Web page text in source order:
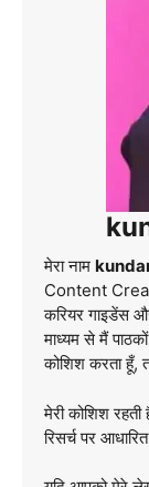
मेरा नाम
Content
करियर गाइडेंस
माध्यम से मैं
कोशिश करता हूँ,
मेरी कोशिश
रिसर्च पर